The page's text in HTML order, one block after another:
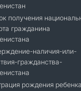
получения
гражданина
наличия-или-
гражданства-
рождения ребенка